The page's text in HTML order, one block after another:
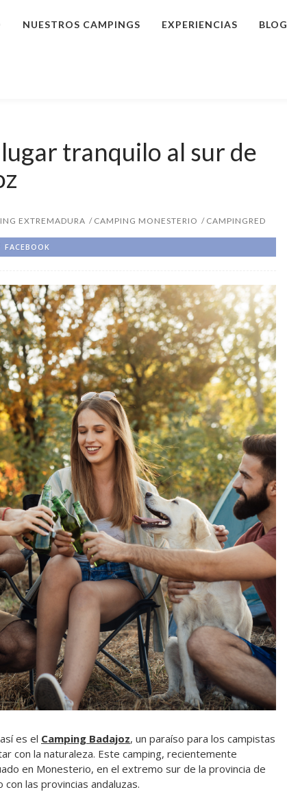
NUESTROS CAMPINGS EXPERIENCIAS BLOG
tranquilo al sur de
EXTREMADURA CAMPING MONESTERIO CAMPINGRED
FACEBOOK
es el Camping Badajoz, un paraíso para los campistas
con la naturaleza. Este camping, recientemente
en Monesterio, en el extremo sur de la provincia de
las provincias andaluzas.